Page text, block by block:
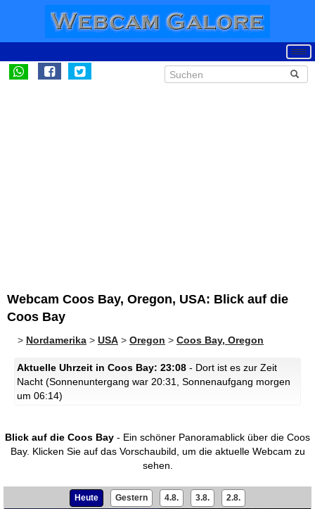
Webcam Coos Bay, Oregon, USA: Blick auf die
Coos Bay
> Nordamerika > USA > Oregon > Coos Bay, Oregon
Aktuelle Uhrzeit in Coos Bay: 23:08 - Dort ist es zur Zeit
Nacht (Sonnenuntergang war 20:31, Sonnenaufgang morgen
um 06:14)
Blick auf die Coos Bay - Ein schöner Panoramablick über die Coos
Bay. Klicken Sie auf das Vorschaubild, um die aktuelle Webcam zu
sehen.
Heute Gestern 4.8. 3.8. 2.8.